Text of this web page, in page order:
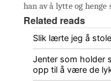
han av å lytte og henge
Related reads
Slik lærte jeg å
Jenter som holder
opp til å være de